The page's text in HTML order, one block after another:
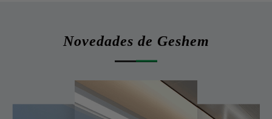
Novedades de Geshem